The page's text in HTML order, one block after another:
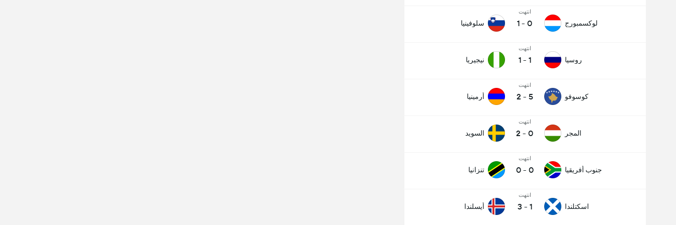
لوكسمبورج
انتهت
0
-
1 سلوفينيا
روسيا
انتهت
1
-
1 نيجيريا
كوسوفو
انتهت
5
-
2 أرمينيا
المجر
انتهت
0
-
2 السويد
جنوب أفريقيا
انتهت
0
-
0 تنزانيا
اسكتلندا
انتهت
1
-
3 أيسلندا